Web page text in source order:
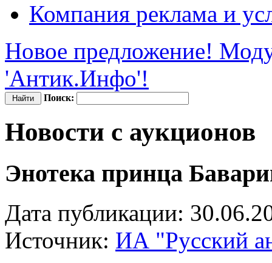
Компания реклама и
Новое предложение!
'Антик.Инфо'!
Поиск:
Новости с аукционов
Энотека принца
Дата публикации:
Источник: ИА "Русский